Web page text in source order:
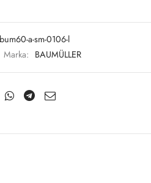
a-sm-0106-l
Marka: BAUMÜLLER